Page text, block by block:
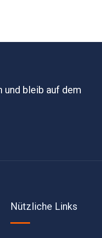
und bleib auf dem
Nützliche Links